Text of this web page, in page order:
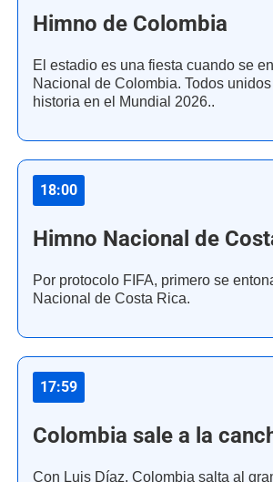
Himno de Colombia
El estadio es una fiesta cuando se
Nacional de Colombia. Todos
historia en el Mundial 2026..
18:00
Himno Nacional de
Por protocolo FIFA, primero se
Nacional de Costa Rica.
17:59
Colombia sale a la
Con Luis Díaz, Colombia salta al